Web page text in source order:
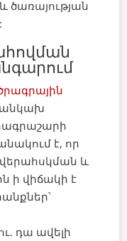
ծառայության
է, որ
և
ի վիճակի է
դա ավելի